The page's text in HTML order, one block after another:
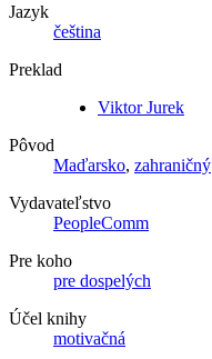
Jazyk
čeština
Preklad
Viktor Jurek
Pôvod
Maďarsko, zahraničný
Vydavateľstvo
PeopleComm
Pre koho
pre dospelých
Účel knihy
motivačná